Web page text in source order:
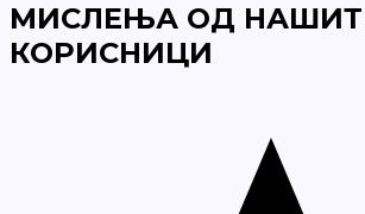
МИСЛЕЊА ОД
КОРИСНИЦИ